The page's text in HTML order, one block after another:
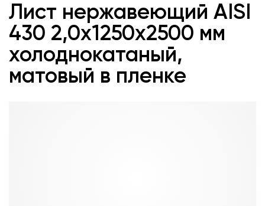
Лист нержавеющий AISI
430 2,0х1250х2500 мм
холоднокатаный,
матовый в пленке